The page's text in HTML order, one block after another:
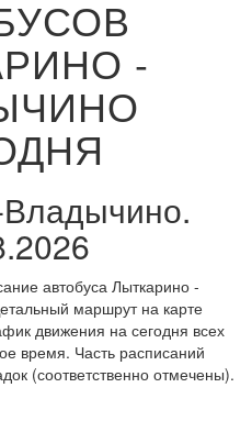
-
автобуса Лыткарино -
маршрут на карте
движения на сегодня всех
время. Часть расписаний
(соответственно отмечены).